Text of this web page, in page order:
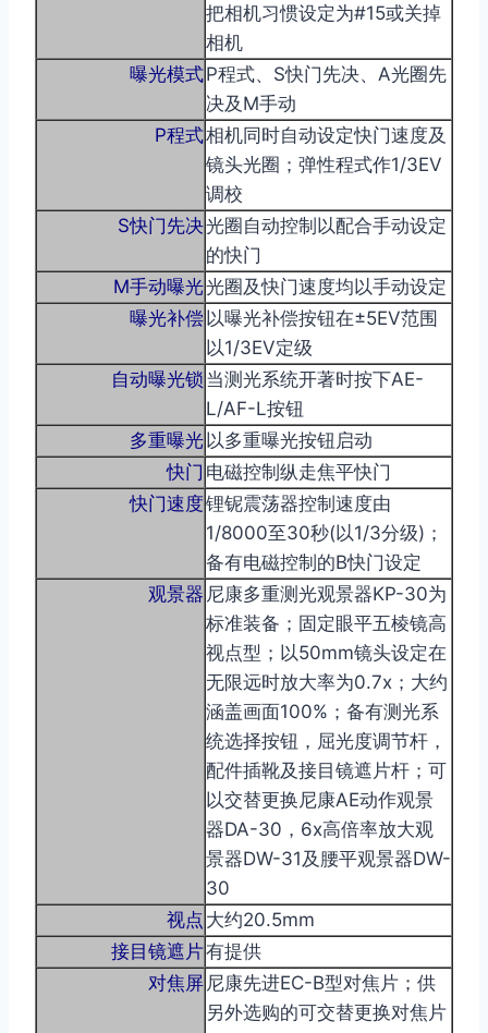
把相机习惯设定为#15或关掉
相机
曝光模式P程式、S快门先决、A光圈先
决及M手动
P程式相机同时自动设定快门速度及
镜头光圈；弹性程式作1/3EV
调校
S快门先决光圈自动控制以配合手动设定
的快门
M手动曝光光圈及快门速度均以手动设定
曝光补偿以曝光补偿按钮在±5EV范围
以1/3EV定级
自动曝光锁 当测光系统开著时按下AE-
L/AF-L按钮
多重曝光以多重曝光按钮启动
快门 电磁控制纵走焦平快门
快门速度锂铌震荡器控制速度由
1/8000至30秒(以1/3分级)；
备有电磁控制的B快门设定
观景器 尼康多重测光观景器KP-30为
标准装备；固定眼平五棱镜高
视点型；以50mm镜头设定在
无限远时放大率为0.7x；大约
涵盖画面100%；备有测光系
统选择按钮，屈光度调节杆，
配件插靴及接目镜遮片杆；可
以交替更换尼康AE动作观景
器DA-30，6x高倍率放大观
景器DW-31及腰平观景器DW-
30
视点 大约20.5mm
接目镜遮片有提供
对焦屏 尼康先进EC-B型对焦片；供
另外选购的可交替更换对焦片